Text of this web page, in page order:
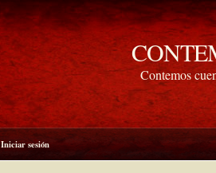
Contemos
Iniciar sesión